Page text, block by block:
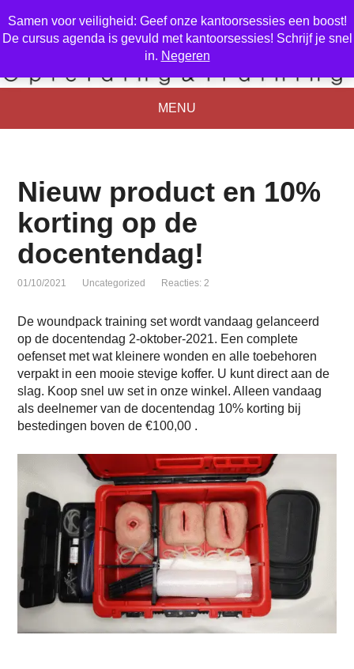
Samen voor veiligheid: Geef onze kantoorsessies een boost!
De cursus agenda is gevuld met kantoorsessies! Schrijf je snel
in. Negeren
MENU
Nieuw product en 10%
korting op de
docentendag!
01/10/2021 Uncategorized Reacties: 2
De woundpack training set wordt vandaag gelanceerd
op de docentendag 2-oktober-2021. Een complete
oefenset met wat kleinere wonden en alle toebehoren
verpakt in een mooie stevige koffer. U kunt direct aan de
slag. Koop snel uw set in onze winkel. Alleen vandaag
als deelnemer van de docentendag 10% korting bij
bestedingen boven de €100,00 .